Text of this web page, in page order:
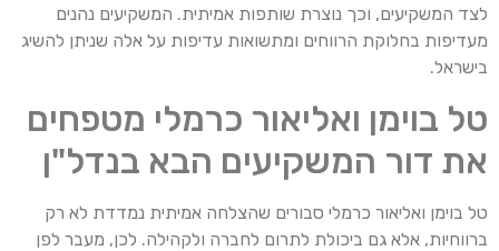
לצד המשקיעים, וכך נוצרת שותפות אמיתית. המשקיעים נהנים
מעדיפות בחלוקת הרווחים ומתשואות עדיפות על אלה שניתן להשיג
בישראל.
טל בוימן ואליאור כרמלי מטפחים
את דור המשקיעים הבא בנדל"ן
טל בוימן ואליאור כרמלי סבורים שהצלחה אמיתית נמדדת לא רק
ברווחיות, אלא גם ביכולת לתרום לחברה ולקהילה. לכן, מעבר לפן